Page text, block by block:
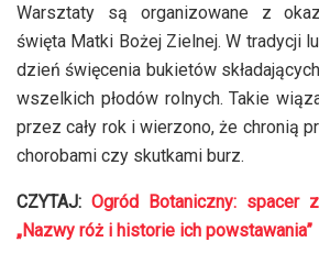
Warsztaty są organizowane z
święta Matki Bożej Zielnej. W tradycji
dzień święcenia bukietów
wszelkich płodów rolnych. Takie
przez cały rok i wierzono, że chronią
chorobami czy skutkami burz.
CZYTAJ: Ogród Botaniczny: spacer
„Nazwy róż i historie ich powstawania”